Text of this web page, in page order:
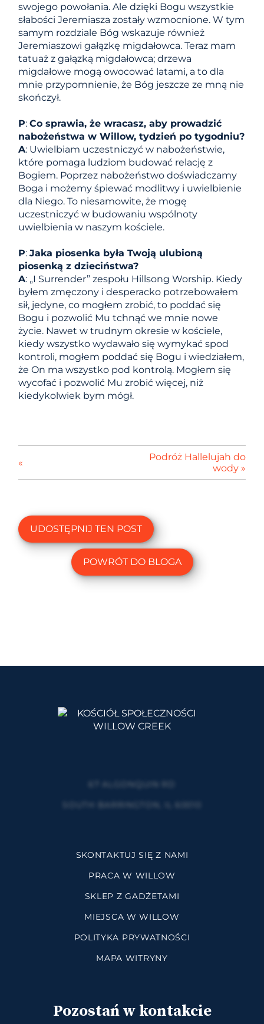
swojego powołania. Ale dzięki Bogu wszystkie
słabości Jeremiasza zostały wzmocnione. W tym
samym rozdziale Bóg wskazuje również
Jeremiaszowi gałązkę migdałowca. Teraz mam
tatuaż z gałązką migdałowca; drzewa
migdałowe mogą owocować latami, a to dla
mnie przypomnienie, że Bóg jeszcze ze mną nie
skończył.
P:Co sprawia, że ​​wracasz, aby prowadzić
nabożeństwa w Willow, tydzień po tygodniu?
A: Uwielbiam uczestniczyć w nabożeństwie,
które pomaga ludziom budować relację z
Bogiem. Poprzez nabożeństwo doświadczamy
Boga i możemy śpiewać modlitwy i uwielbienie
dla Niego. To niesamowite, że mogę
uczestniczyć w budowaniu wspólnoty
uwielbienia w naszym kościele.
P:Jaka piosenka była Twoją ulubioną
piosenką z dzieciństwa?
A: „I Surrender” zespołu Hillsong Worship. Kiedy
byłem zmęczony i desperacko potrzebowałem
sił, jedyne, co mogłem zrobić, to poddać się
Bogu i pozwolić Mu tchnąć we mnie nowe
życie. Nawet w trudnym okresie w kościele,
kiedy wszystko wydawało się wymykać spod
kontroli, mogłem poddać się Bogu i wiedziałem,
że On ma wszystko pod kontrolą. Mogłem się
wycofać i pozwolić Mu zrobić więcej, niż
kiedykolwiek bym mógł.
«
Podróż Hallelujah do
wody »
UDOSTĘPNIJ TEN POST
POWRÓT DO BLOGA
SKONTAKTUJ SIĘ Z NAMI
PRACA W WILLOW
SKLEP Z GADŻETAMI
MIEJSCA W WILLOW
POLITYKA PRYWATNOŚCI
MAPA WITRYNY
Pozostań w kontakcie